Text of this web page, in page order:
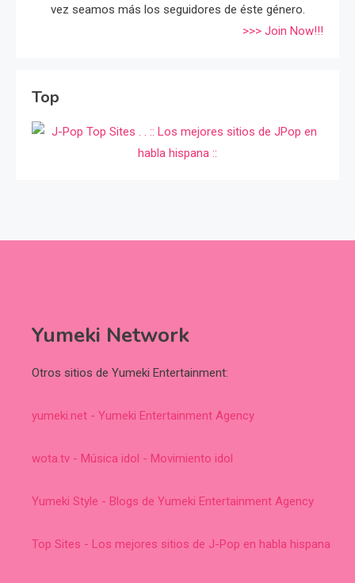
vez seamos más los seguidores de éste género.
>>> Join Now!!!
Top
Yumeki Network
Otros sitios de Yumeki Entertainment:
yumeki.net - Yumeki Entertainment Agency
wota.tv - Música idol - Movimiento idol
Yumeki Style - Blogs de Yumeki Entertainment Agency
Top Sites - Los mejores sitios de J-Pop en habla hispana